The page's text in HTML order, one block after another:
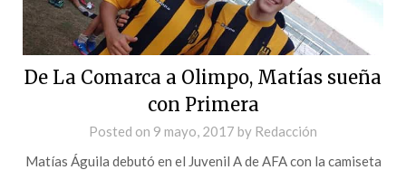
De La Comarca a Olimpo, Matías sueña
con Primera
Posted on 9 mayo, 2017 by Redacción
Matías Águila debutó en el Juvenil A de AFA con la camiseta